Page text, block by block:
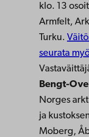
klo. 13
Armfelt,
Turku.
seurata
Bengt-
Norges
ja
Moberg,